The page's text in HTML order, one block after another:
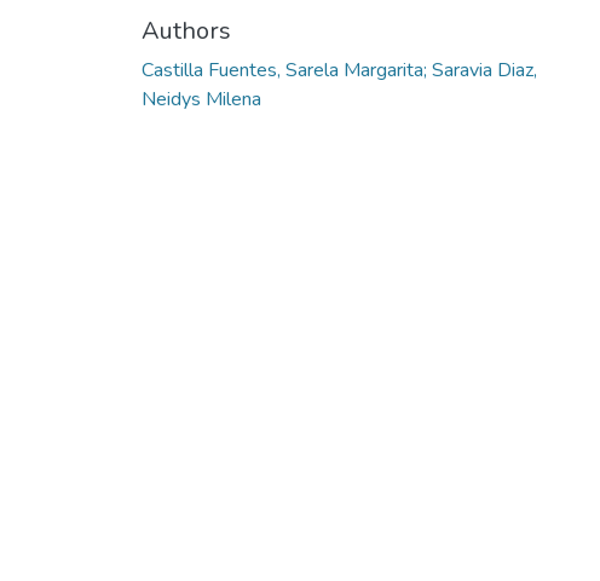
Authors
Castilla Fuentes, Sarela Margarita; Saravia Diaz,
Neidys Milena